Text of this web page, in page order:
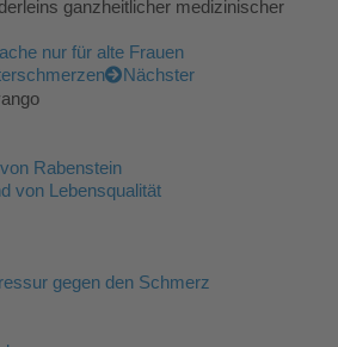
ganzheitlicher medizinischer
nur für alte Frauen
Nächster
von Lebensqualität
gegen den Schmerz